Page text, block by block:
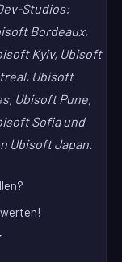
Studios:
Bordeaux,
Kyiv, Ubisoft
Ubisoft
Ubisoft Pune,
Sofia und
Ubisoft Japan.